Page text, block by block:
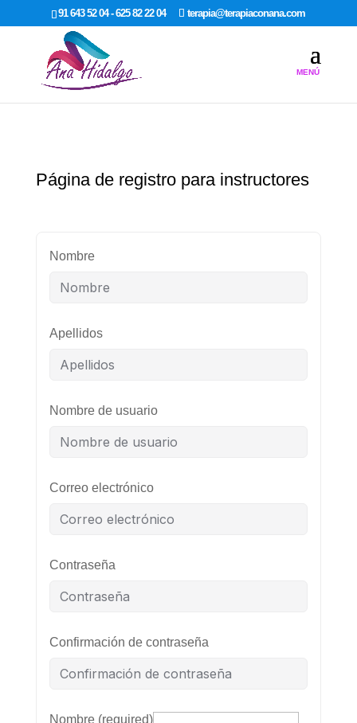
google-site-verification: google7dcda757e565a307.html
91 643 52 04 - 625 82 22 04 terapia@terapiaconana.com
Página de registro para instructores
Nombre
Apellidos
Nombre de usuario
Correo electrónico
Contraseña
Confirmación de contraseña
Nombre (required)